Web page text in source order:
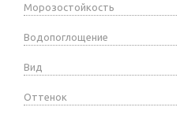
Морозостойкость
Водопоглощение
Вид
Оттенок